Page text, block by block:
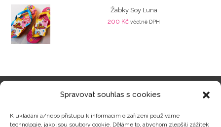
Spravovat souhlas s cookies
K ukládání a/nebo přístupu k informacím o zařízení používáme
technologie, jako jsou soubory cookie. Děláme to, abychom zlepšili zážitek
Žabky Soy Luna
200 Kč včetně DPH